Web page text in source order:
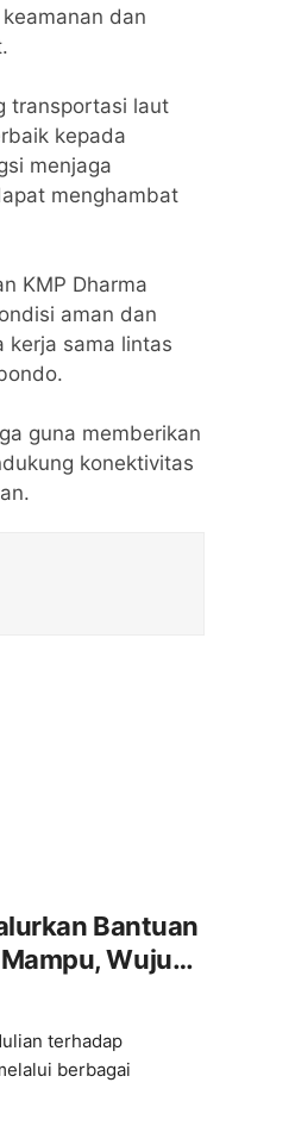
dan
transportasi laut
kepada
menjaga
menghambat
KMP Dharma
aman dan
sama lintas
guna memberikan
konektivitas
Bantuan
Wujud
terhadap
berbagai